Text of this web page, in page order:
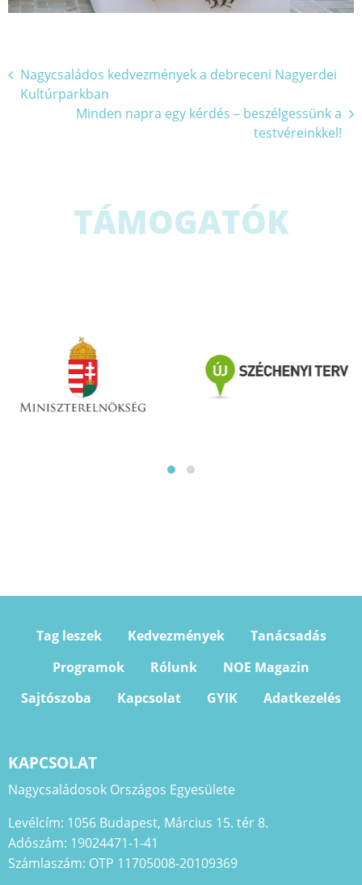
Bejegyzés
navigáció
Nagycsaládos kedvezmények a debreceni Nagyerdei
Kultúrparkban
Minden napra egy kérdés – beszélgessünk a
testvéreinkkel!
TÁMOGATÓK
Tag leszek Kedvezmények
Tanácsadás
Programok
Rólunk
NOE Magazin
Sajtószoba
Kapcsolat GYIK Adatkezelés
KAPCSOLAT
Nagycsaládosok Országos Egyesülete
Levélcím: 1056 Budapest, Március 15. tér 8.
Adószám: 19024471-1-41
Számlaszám: OTP 11705008-20109369